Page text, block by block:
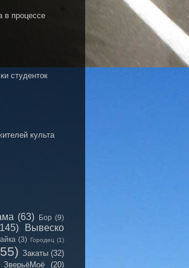
в процессе
студенток
культа
(63) Бор (9)
Вывеско
(3) Городец (1)
Закаты (32)
ЗверьёМоё
(20)